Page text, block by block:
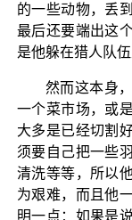
的一些动物，丢
最后还要端出这
是他躲在猎人队
然而这本身
一个菜市场，或
大多是已经切割
须要自己把一些
清洗等等，所以
为艰难，而且他
明一点：如果是